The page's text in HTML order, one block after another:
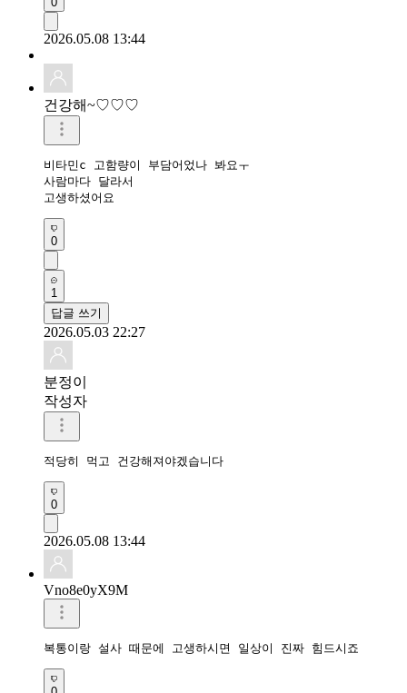
2026.05.08 13:44
건강해~♡♡♡
비타민c 고함량이 부담어었나 봐요ㅜ
사람마다 달라서
고생하셨어요
0
1
답글 쓰기
2026.05.03 22:27
분정이
작성자
적당히 먹고 건강해져야겠습니다
0
2026.05.08 13:44
Vno8e0yX9M
복통이랑 설사 때문에 고생하시면 일상이 진짜 힘드시죠